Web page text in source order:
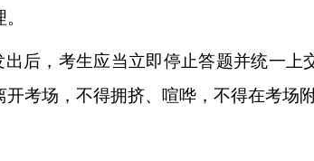
后，考生应当立即停止答题并统一
考场，不得拥挤、喧哗，不得在考场附